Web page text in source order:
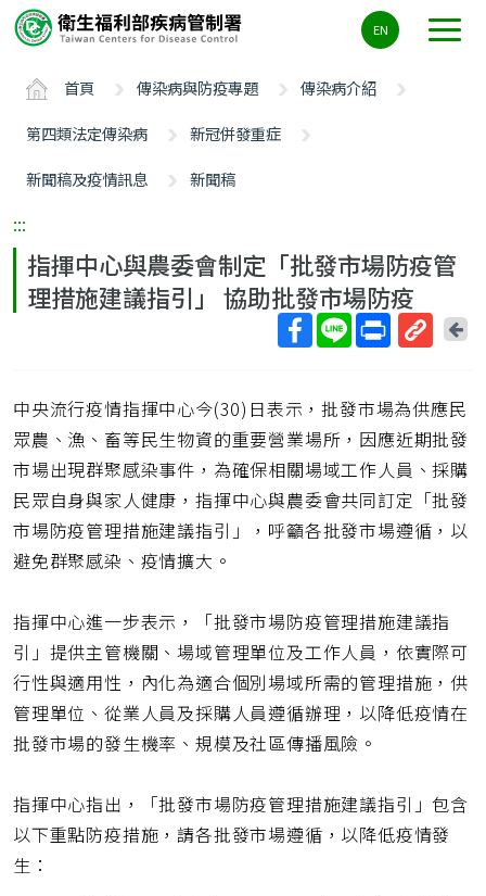
要
ALT+C
EN
首頁 傳染病與防疫專題
傳染病介紹
第四類法定傳染病
新冠併發重症
新聞稿及疫情訊息
新聞稿
:::
指揮中心與農委會制定「批發市場防疫管
理措施建議指引」 協助批發市場防疫
短
網
址
回
中央流行疫情指揮中心今(30)日表示，批發市場為供應民
眾農、漁、畜等民生物資的重要營業場所，因應近期批發
市場出現群聚感染事件，為確保相關場域工作人員、採購
民眾自身與家人健康，指揮中心與農委會共同訂定「批發
市場防疫管理措施建議指引」，呼籲各批發市場遵循，以
避免群聚感染、疫情擴大。
指揮中心進一步表示，「批發市場防疫管理措施建議指
引」提供主管機關、場域管理單位及工作人員，依實際可
行性與適用性，內化為適合個別場域所需的管理措施，供
管理單位、從業人員及採購人員遵循辦理，以降低疫情在
批發市場的發生機率、規模及社區傳播風險。
指揮中心指出，「批發市場防疫管理措施建議指引」包含
以下重點防疫措施，請各批發市場遵循，以降低疫情發
生：